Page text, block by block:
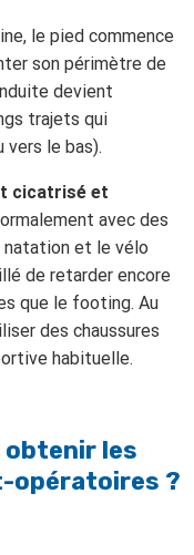
le pied commence
son périmètre de
devient
trajets qui
le bas).
cicatrisé et
avec des
natation et le vélo
de retarder encore
que le footing. Au
des chaussures
habituelle.
obtenir les
opératoires ?